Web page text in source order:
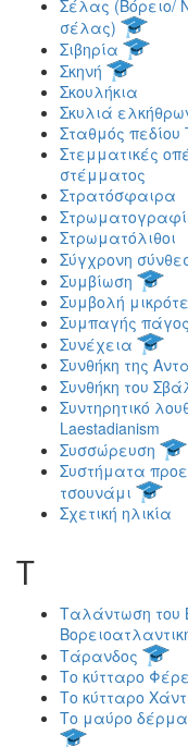
Σέλας (Βόρειο/
σέλας)
Σιβηρία
Σκηνή
Σκουλήκια
Σκυλιά
Σταθμός πεδίου
Στεμματικές
στέμματος
Στρατόσφαιρα
Στρωματόλιθοι
Σύγχρονη
Συμβίωση
Συμβολή
Συμπαγής πάγος
Συνέχεια
Συνθήκη της
Συνθήκη του
Συντηρητικό
Laestadianism
Συσσώρευση
Συστήματα
τσουνάμι
Σχετική ηλικία
Τ
Ταλάντωση του
Τάρανδος
Το κύτταρο
Το κύτταρο
Το μαύρο δέρμα